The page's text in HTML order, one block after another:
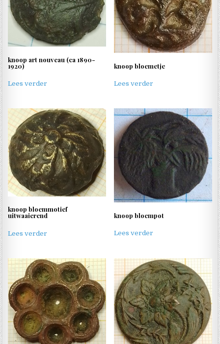
knoop art nouveau (ca 1890-
1920)
Lees verder
knoop bloemetje
Lees verder
knoop bloemmotief
uitwaaierend
Lees verder
knoop bloempot
Lees verder